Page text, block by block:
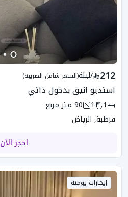
212
/ليلة(السعر شامل الضريبه)
استديو انيق بدخول ذاتي
1
1
90 متر مربع
قرطبة, الرياض
احجز الآن
إيجارات يومية